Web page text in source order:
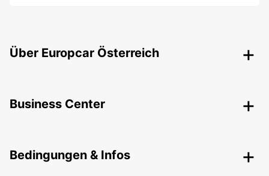
Über Europcar Österreich
Business Center
Bedingungen & Infos